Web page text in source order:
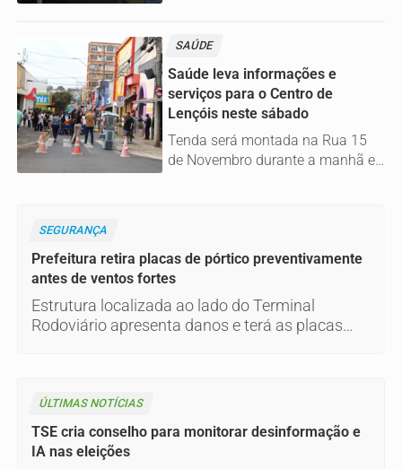
Câmara dos Deputados e
assembleias estaduais e distrital.
SAÚDE
Saúde leva informações e
serviços para o Centro de
Lençóis neste sábado
Tenda será montada na Rua 15
de Novembro durante a manhã e
SEGURANÇA
Prefeitura retira placas de pórtico preventivamente
antes de ventos fortes
Estrutura localizada ao lado do Terminal
Rodoviário apresenta danos e terá as placas
ÚLTIMAS NOTÍCIAS
TSE cria conselho para monitorar desinformação e
IA nas eleições